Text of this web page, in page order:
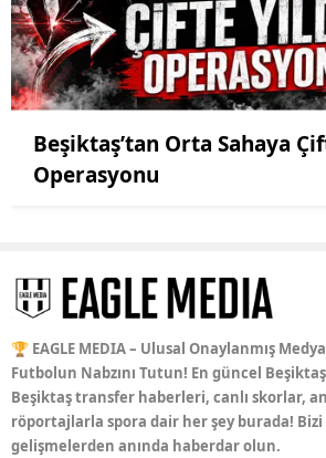
Beşiktaş’tan Orta Sahaya
Operasyonu
🏆 EAGLE MEDIA – Ulusal Onaylanmış
Futbolun Nabzını Tutun! En güncel
Beşiktaş transfer haberleri, canlı skorlar,
röportajlarla spora dair her şey burada!
gelişmelerden anında haberdar olun.